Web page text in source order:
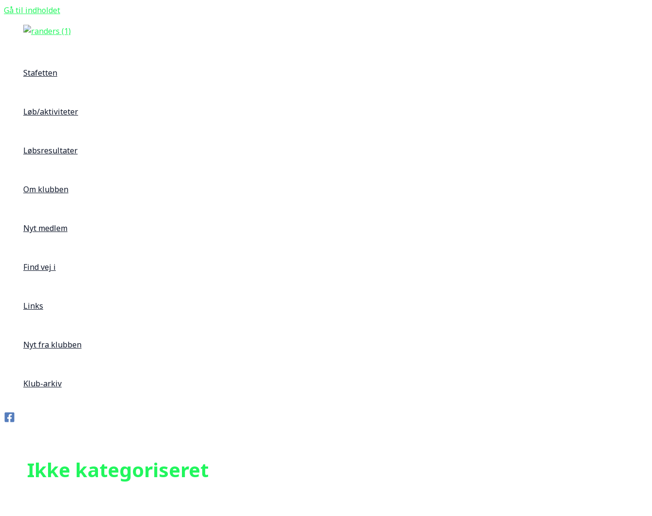
Gå til indholdet
Stafetten
Løb/aktiviteter
Løbsresultater
Om klubben
Nyt medlem
Find vej i
Links
Nyt fra klubben
Klub-arkiv
Ikke kategoriseret